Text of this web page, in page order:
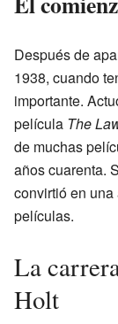
Después de
1938, cuando
importante.
película The
de muchas
años cuarenta.
convirtió en
películas.
La
Holt